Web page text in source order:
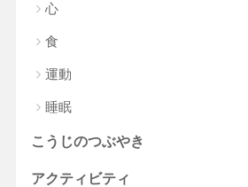
心
食
運動
睡眠
こうじのつぶやき
アクティビティ